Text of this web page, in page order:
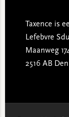
Taxence is
Lefebvre Sdu
Maanweg
2516 AB